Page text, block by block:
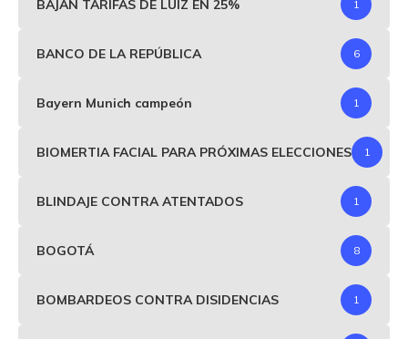
BAJAN TARIFAS DE LUIZ EN 25% 1
BANCO DE LA REPÚBLICA 6
Bayern Munich campeón 1
BIOMERTIA FACIAL PARA PRÓXIMAS ELECCIONES 1
BLINDAJE CONTRA ATENTADOS 1
BOGOTÁ 8
BOMBARDEOS CONTRA DISIDENCIAS 1